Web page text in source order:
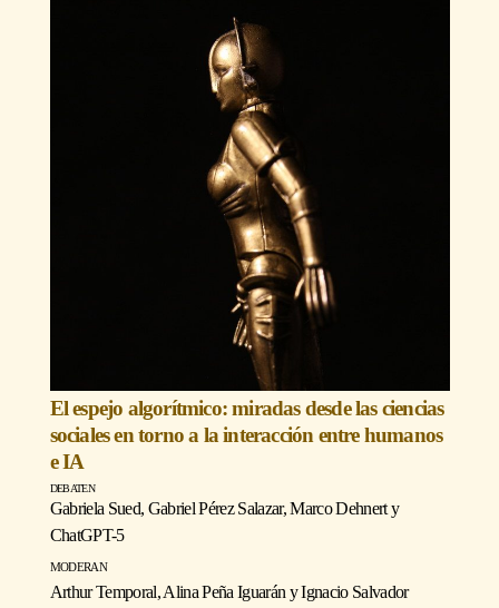
El espejo algorítmico: miradas desde las ciencias
sociales en torno a la interacción entre humanos
e IA
Gabriela Sued, Gabriel Pérez Salazar, Marco Dehnert y
ChatGPT-5
moderan
Arthur Temporal, Alina Peña Iguarán y Ignacio Salvador